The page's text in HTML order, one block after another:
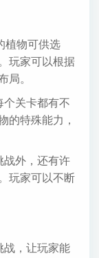
植物可供选
玩家可以根据
局。
个关卡都有不
的特殊能力，
战外，还有许
玩家可以不断
战，让玩家能